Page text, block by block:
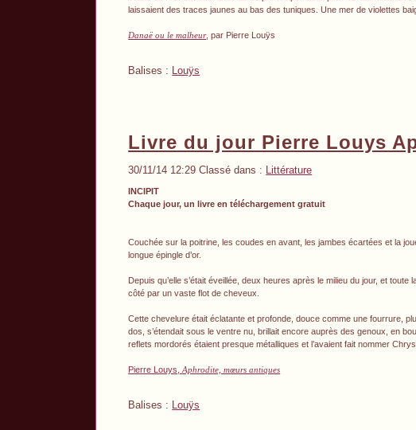
laissaient des traces jaunes au bas des tuniques. Une mer de violettes
Danaë ou le malheur, par Pierre Louÿs
Balises : Louÿs
Livre du jour Pierre Louys
30/11/14 12:29 Classé dans : Littérature
INCIPIT
Chaque jour, un livre en téléchargement gratuit
Couchée sur la poitrine, les coudes en avant, les jambes écartées et la
longue épingle d’or.
Depuis qu’elle s’était éveillée, deux heures après le milieu du jour, et
côté par un vaste flot de cheveux.
Cette chevelure était éclatante et profonde, douce comme une fourrure,
dos, s’étendait sous le ventre nu, brillait encore auprès des genoux, en
reflets mordorés étaient presque métalliques et l’avaient fait nommer
Pierre Louys,Aphrodite, mœurs antiques
Balises : Louÿs